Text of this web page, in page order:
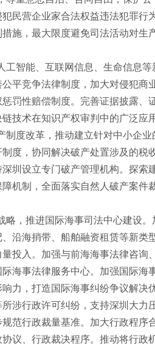
民营企业家合法权益违法犯罪行
施，最大限度避免司法活动对生
智能、互联网信息、生命信息等
平竞争法律制度，加大对侵犯商
罚性赔偿制度。完善证据披露、
技术在知识产权审判中的广泛应用
度改革，推动建立针对中小企业
度，协同解决破产处置涉及的税
圳设立专门破产管理机构。探索
机制，全面落实自然人破产案件
，推进国际海事司法中心建设。
沿海捎带、船舶融资租赁等新类
投入。加强与前海海事法律咨询
海事法律服务中心。加强国际海
力，打造国际海事纠纷争议解决
涉行政许可纠纷，支持深圳大力
范行政裁量基准。加大行政程序
议、行政裁决程序。推动将行政